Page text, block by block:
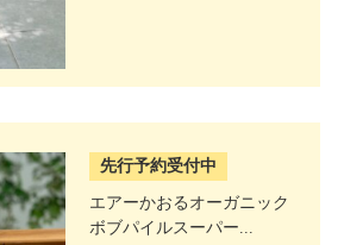
先行予約受付中
エアーかおるオーガニック
ボブパイルスーパー...